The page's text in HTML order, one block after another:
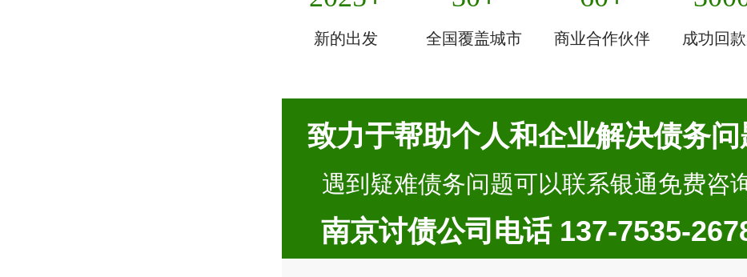
新的出发 全国覆盖城市 商业合作伙伴 成功回
致力于帮助个人和企业解决债务问
遇到疑难债务问题可以联系银通免费咨
南京讨债公司电话 137-7535-